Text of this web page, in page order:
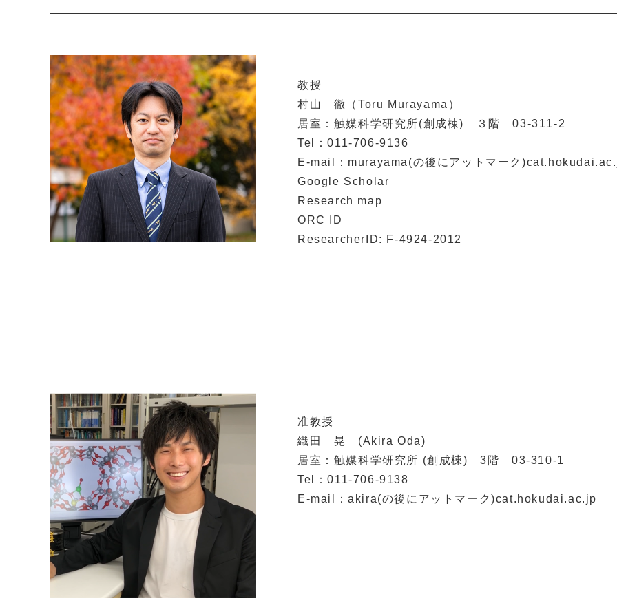
教授
村山 徹（Toru Murayama）
居室：触媒科学研究所(創成棟) ３階 03-311-2
Tel：011-706-9136
E-mail：murayama(の後にアットマーク
Google Scholar
Research map
ORC ID
ResearcherID: F-4924-2012
准教授
織田 晃 (Akira Oda)
居室：触媒科学研究所 (創成棟) 3階 03-310-1
Tel：011-706-9138
E-mail：akira(の後にアットマーク)cat.hokudai.ac.jp